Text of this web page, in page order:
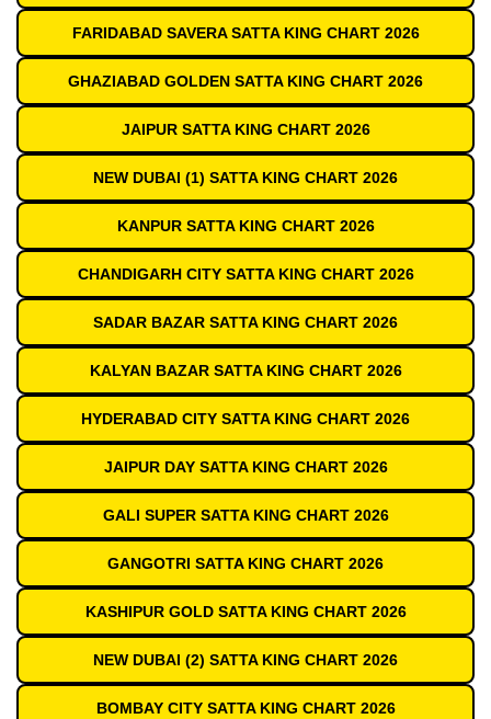
FARIDABAD SAVERA SATTA KING CHART 2026
GHAZIABAD GOLDEN SATTA KING CHART 2026
JAIPUR SATTA KING CHART 2026
NEW DUBAI (1) SATTA KING CHART 2026
KANPUR SATTA KING CHART 2026
CHANDIGARH CITY SATTA KING CHART 2026
SADAR BAZAR SATTA KING CHART 2026
KALYAN BAZAR SATTA KING CHART 2026
HYDERABAD CITY SATTA KING CHART 2026
JAIPUR DAY SATTA KING CHART 2026
GALI SUPER SATTA KING CHART 2026
GANGOTRI SATTA KING CHART 2026
KASHIPUR GOLD SATTA KING CHART 2026
NEW DUBAI (2) SATTA KING CHART 2026
BOMBAY CITY SATTA KING CHART 2026